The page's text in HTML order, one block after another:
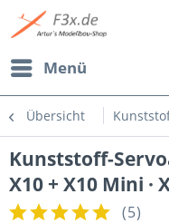
Menü
Übersicht
Kunststoff-
X10 + X10 Mini ·
(5)